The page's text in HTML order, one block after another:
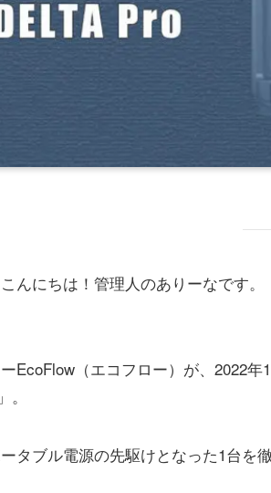
んにちは！管理人のありーなです。
EcoFlow（エコフロー）が、2022
タブル電源の先駆けとなった1台を